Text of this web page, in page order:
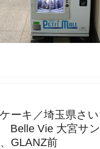
ーキ／埼玉県さい
Belle Vie 大宮サ
GLANZ前